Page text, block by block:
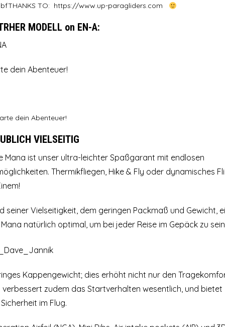
THANKS TO: https://www.up-paragliders.com
MODELL on EN-A:
dein Abenteuer!
VIELSEITIG
Mana ist unser ultra-leichter Spaßgarant mit endlosen
Thermikfliegen, Hike & Fly oder dynamisches
seiner Vielseitigkeit, dem geringen Packmaß und Gewicht,
natürlich optimal, um bei jeder Reise im Gepäck zu
Kappengewicht; dies erhöht nicht nur den
verbessert zudem das Startverhalten wesentlich, und bietet
im Flug.